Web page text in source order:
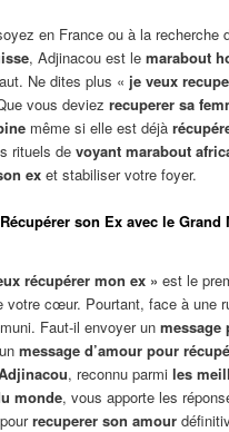
en France ou à la recherche
, Adjinacou est lemarabout
Ne dites plus « je veux
vous deviezrecuperer sa
même si elle est déjà
rituels devoyant marabout
ex et stabiliser votre foyer.
son Ex avec le Grand
récupérer mon ex » est le
votre cœur. Pourtant, face à une
Faut-il envoyer unmessage
message d’amour pour
, reconnu parmiles
monde, vous apporte les
recuperer son amour